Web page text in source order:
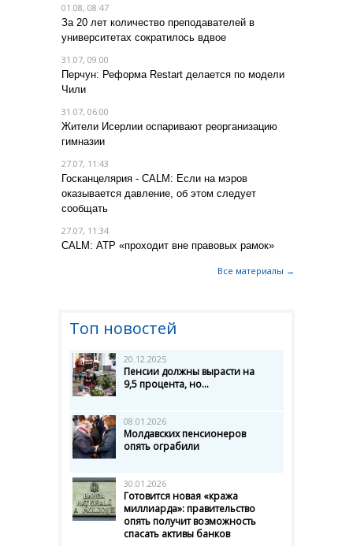
01.08, 08:47
За 20 лет количество преподавателей в
университетах сократилось вдвое
31.07, 09:00
Перчун: Реформа Restart делается по модели
Чили
31.07, 06:00
Жители Исерлии оспаривают реорганизацию
гимназии
27.07, 11:43
Госканцелярия - CALM: Если на мэров
оказывается давление, об этом следует
сообщать
27.07, 11:34
CALM: АТР «проходит вне правовых рамок»
Все материалы →
Топ новостей
20.12.2025
Пенсии должны вырасти на
9,5 процента, но...
08.01.2026
Молдавских пенсионеров
опять ограбили
30.01.2026
Готовится новая «кража
миллиарда»: правительство
опять получит возможность
спасать активы банков